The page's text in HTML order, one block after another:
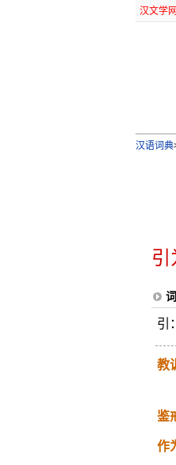
汉文学网
汉语词典
引
引
教
鉴
作